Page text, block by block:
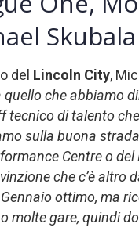
Skubala
del Lincoln City,
quello che abbiamo
tecnico di talento
sulla buona
Centre o
che c’è altro
ottimo, ma
molte gare, quindi